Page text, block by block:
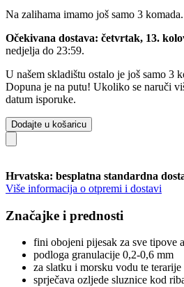
Na zalihama imamo još samo 3 komada.
Očekivana dostava: četvrtak, 13.
nedjelja do 23:59.
U našem skladištu ostalo je još samo 3
Dopuna je na putu! Ukoliko se naruči
datum isporuke.
Dodajte u košaricu
Hrvatska: besplatna standardna
Više informacija o otpremi i dostavi
Značajke i prednosti
fini obojeni pijesak za sve tipove
podloga granulacije 0,2-0,6 mm
za slatku i morsku vodu te terarije
sprječava ozljede sluznice kod